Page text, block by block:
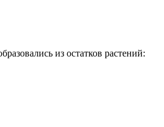
из остатков растений: